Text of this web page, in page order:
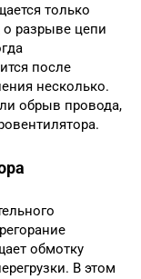
только
разрыве цепи
после
несколько.
обрыв провода,
обмотку
В этом